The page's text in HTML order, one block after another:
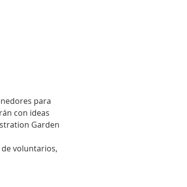
para
con ideas
Garden